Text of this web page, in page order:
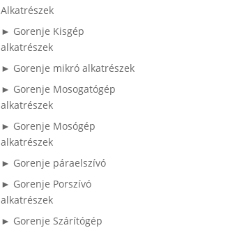
Alkatrészek
► Gorenje Kisgép
alkatrészek
► Gorenje mikró alkatrészek
► Gorenje Mosogatógép
alkatrészek
► Gorenje Mosógép
alkatrészek
► Gorenje páraelszívó
► Gorenje Porszívó
alkatrészek
► Gorenje Szárítógép